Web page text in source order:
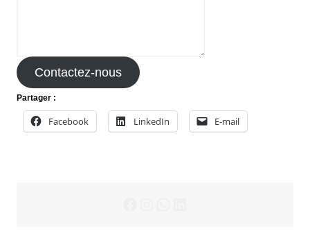
Contactez-nous
Partager :
Facebook LinkedIn E-mail